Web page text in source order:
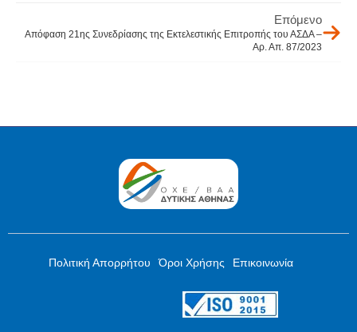
Επόμενο
Απόφαση 21ης Συνεδρίασης της Εκτελεστικής Επιτροπής του ΑΣΔΑ –
Αρ. Απ. 87/2023
Πολιτική Απορρήτου Όροι Χρήσης Επικοινωνία